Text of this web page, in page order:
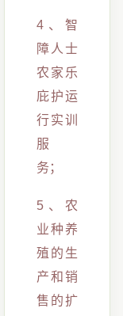
4、智
障人士
农家乐
庇护运
行实训
服
务；
5、农
业种养
殖的生
产和销
售的扩